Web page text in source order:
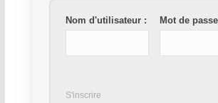
Nom d'utilisateur : Mot de
S'inscrire